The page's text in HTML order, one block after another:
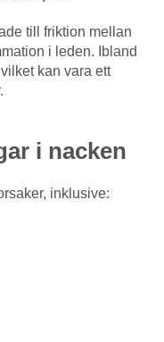
till friktion mellan
i leden. Ibland
kan vara ett
i nacken
inklusive: